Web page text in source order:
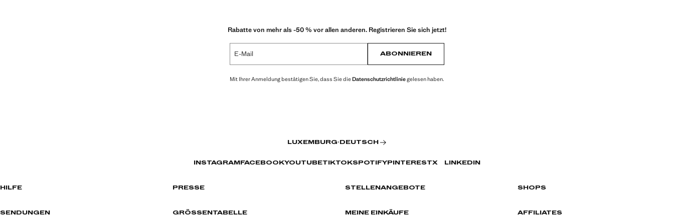
Rabatte von mehr als -50 % vor allen anderen. Registrieren Sie sich jetzt!
E-Mail ABONNIEREN
Mit Ihrer Anmeldung bestätigen Sie, dass Sie dieDatenschutzrichtliniegelesen haben.
LUXEMBURG· DEUTSCH
INSTAGRAM FACEBOOKYOUTUBETIKTOKSPOTIFYPINTERESTX LINKEDIN
HILFE PRESSE STELLENANGEBOTE SHOPS
SENDUNGEN GRÖSSENTABELLE MEINE EINKÄUFE AFFILIATES